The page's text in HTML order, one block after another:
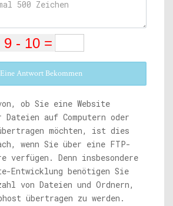
Eine Antwort Bekommen
ob Sie eine Website
auf Computern oder
möchten, ist dies
wenn Sie über eine FTP-
verfügen. Denn insbesondere
Entwicklung benötigen Sie
von Dateien und Ordnern,
übertragen zu werden.